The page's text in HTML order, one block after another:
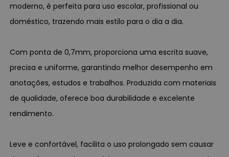
moderno, é perfeita para uso escolar, profissional ou
doméstico, trazendo mais estilo para o dia a dia.
Com ponta de 0,7mm, proporciona uma escrita suave,
precisa e uniforme, garantindo melhor desempenho em
anotações, estudos e trabalhos. Produzida com materiais
de qualidade, oferece boa durabilidade e excelente
rendimento.
Leve e confortável, facilita o uso prolongado sem causar